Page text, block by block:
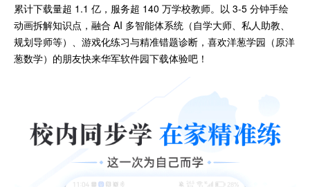
累计下载量超 1.1 亿，服务超 140 万学校教师。以 3-5 分钟手绘
动画拆解知识点，融合 AI 多智能体系统（自学大师、私人助教、
规划导师等）、游戏化练习与精准错题诊断，喜欢洋葱学园（原洋
葱数学）的朋友快来华军软件园下载体验吧！